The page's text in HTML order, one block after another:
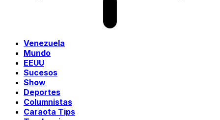
Venezuela
Mundo
EEUU
Sucesos
Show
Deportes
Columnistas
Caraota Tips